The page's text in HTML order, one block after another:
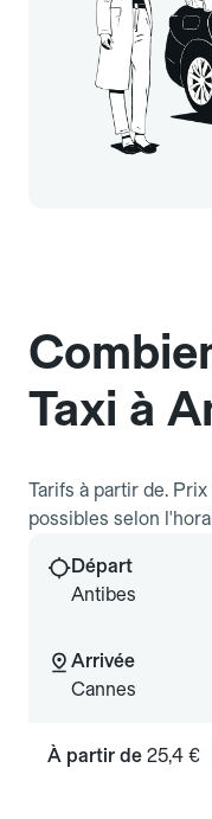
Taxi à
Tarifs à partir de.
possibles selon
Départ
Antibes
Arrivée
Cannes
À partir de 25,4 €